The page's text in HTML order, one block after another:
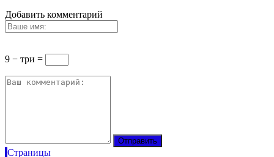
Добавить комментарий
9 − три =
Страницы